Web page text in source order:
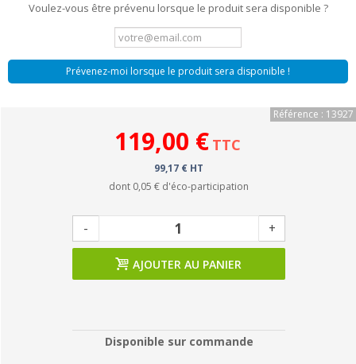
Voulez-vous être prévenu lorsque le produit sera disponible ?
Prévenez-moi lorsque le produit sera disponible !
Référence : 13927
119,00 € TTC
99,17 € HT
dont 0,05 € d'éco-participation
- +
AJOUTER AU PANIER
Disponible sur commande